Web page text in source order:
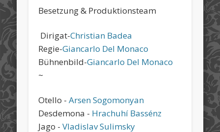
Besetzung & Produktionsteam
Dirigat-Christian Badea
Regie-Giancarlo Del Monaco
Bühnenbild-Giancarlo Del Monaco
~
Otello -Arsen Sogomonyan
Desdemona - Hrachuhí Bassénz
Jago -Vladislav Sulimsky